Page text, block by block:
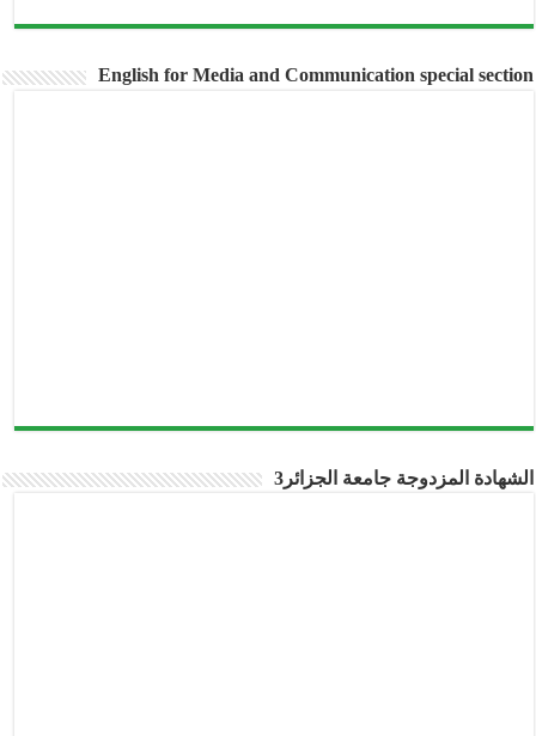
English for Media and Communication special section
الشهادة المزدوجة جامعة الجزائر3